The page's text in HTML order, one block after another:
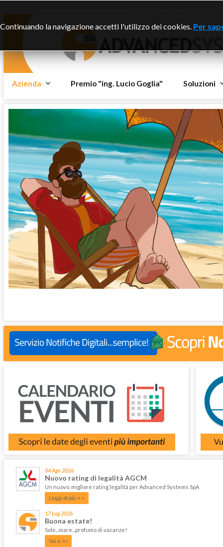
Azienda Premio "ing. Lucio Goglia" Soluzioni
04 Ago 2026
Nuovo rating di legalità AGCM
Un nuovo, migliore rating legalità per Advanced Systems SpA
Leggi di più > >
17 Lug 2026
Buona estate!
Sole...mare...profumo di vacanze!
Vai a >>
Continuando la navigazione accetti l'utilizzo dei cookies. Per